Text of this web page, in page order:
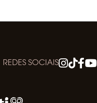
REDES SOCIAIS